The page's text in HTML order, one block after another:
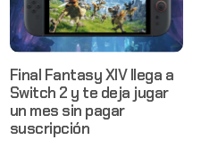
Final Fantasy XIV llega a
Switch 2 y te deja jugar
un mes sin pagar
suscripción